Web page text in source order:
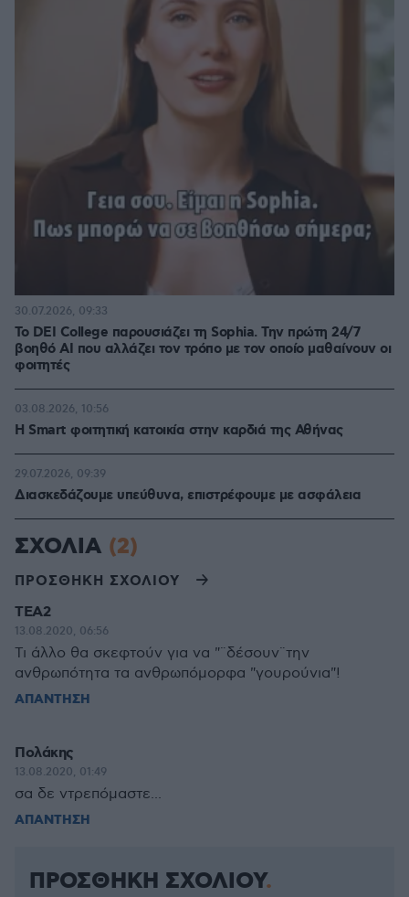
Το DEI College παρουσιάζει τη Sophia. Την πρώτη 24/7
βοηθό AI που αλλάζει τον τρόπο με τον οποίο μαθαίνουν οι
φοιτητές
30.07.2026, 09:33
Η Smart φοιτητική κατοικία στην καρδιά της Αθήνας
03.08.2026, 10:56
Διασκεδάζουμε υπεύθυνα, επιστρέφουμε με ασφάλεια
29.07.2026, 09:39
ΣΧΟΛΙΑ (2)
ΠΡΟΣΘΗΚΗ ΣΧΟΛΙΟΥ
ΤΕΑ2
13.08.2020, 06:56
Τι άλλο θα σκεφτούν για να "¨δέσουν¨την
ανθρωπότητα τα ανθρωπόμορφα "γουρούνια"!
ΑΠΑΝΤΗΣΗ
Πολάκης
13.08.2020, 01:49
σα δε ντρεπόμαστε...
ΑΠΑΝΤΗΣΗ
ΠΡΟΣΘΗΚΗ ΣΧΟΛΙΟΥ